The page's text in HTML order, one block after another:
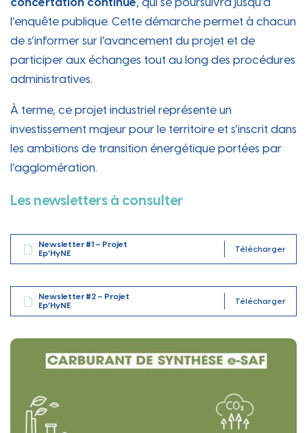
l’enquête publique. Cette démarche permet à chacun
de s’informer sur l’avancement du projet et de
participer aux échanges tout au long des procédures
administratives.
À terme, ce projet industriel représente un
investissement majeur pour le territoire et s’inscrit dans
les ambitions de transition énergétique portées par
l’agglomération.
Les newsletters à consulter
Newsletter #1 – Projet
Ep’HyNE
Télécharger
Newsletter #2 – Projet
Ep’HyNE
Télécharger